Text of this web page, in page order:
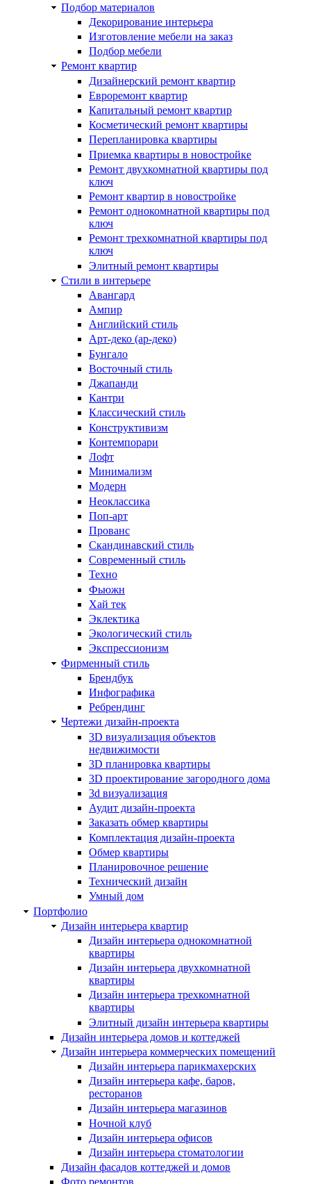
Подбор материалов
Декорирование интерьера
Изготовление мебели на заказ
Подбор мебели
Ремонт квартир
Дизайнерский ремонт квартир
Евроремонт квартир
Капитальный ремонт квартир
Косметический ремонт квартиры
Перепланировка квартиры
Приемка квартиры в новостройке
Ремонт двухкомнатной квартиры под
ключ
Ремонт квартир в новостройке
Ремонт однокомнатной квартиры под
ключ
Ремонт трехкомнатной квартиры под
ключ
Элитный ремонт квартиры
Стили в интерьере
Авангард
Ампир
Английский стиль
Арт-деко (ар-деко)
Бунгало
Восточный стиль
Джапанди
Кантри
Классический стиль
Конструктивизм
Контемпорари
Лофт
Минимализм
Модерн
Неоклассика
Поп-арт
Прованс
Скандинавский стиль
Современный стиль
Техно
Фьюжн
Хай тек
Эклектика
Экологический стиль
Экспрессионизм
Фирменный стиль
Брендбук
Инфографика
Ребрендинг
Чертежи дизайн-проекта
3D визуализация объектов
недвижимости
3D планировка квартиры
3D проектирование загородного дома
3d визуализация
Аудит дизайн-проекта
Заказать обмер квартиры
Комплектация дизайн-проекта
Обмер квартиры
Планировочное решение
Технический дизайн
Умный дом
Портфолио
Дизайн интерьера квартир
Дизайн интерьера однокомнатной
квартиры
Дизайн интерьера двухкомнатной
квартиры
Дизайн интерьера трехкомнатной
квартиры
Элитный дизайн интерьера квартиры
Дизайн интерьера домов и коттеджей
Дизайн интерьера коммерческих помещений
Дизайн интерьера парикмахерских
Дизайн интерьера кафе, баров,
ресторанов
Дизайн интерьера магазинов
Ночной клуб
Дизайн интерьера офисов
Дизайн интерьера стоматологии
Дизайн фасадов коттеджей и домов